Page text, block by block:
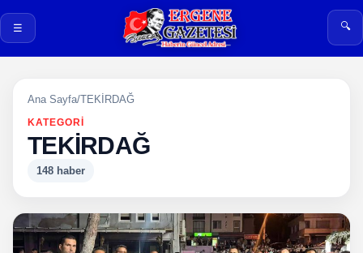
☰ 🔍
Ana Sayfa/TEKİRDAĞ
KATEGORI
TEKİRDAĞ
148 haber